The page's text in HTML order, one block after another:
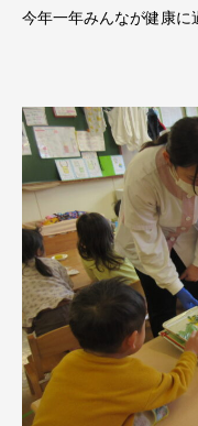
今年一年みんなが健康に